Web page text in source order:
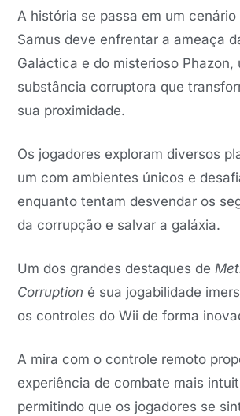
A história se passa em um
Samus deve enfrentar a ameaça
Galáctica e do misterioso Phazon,
substância corruptora que
sua proximidade.
Os jogadores exploram diversos
um com ambientes únicos e
enquanto tentam desvendar os
da corrupção e salvar a galáxia.
Um dos grandes destaques de
Corruption é sua jogabilidade
os controles do Wii de forma
A mira com o controle remoto
experiência de combate mais
permitindo que os jogadores se